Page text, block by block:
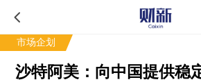
市场企划
沙特阿美：向中国提供稳